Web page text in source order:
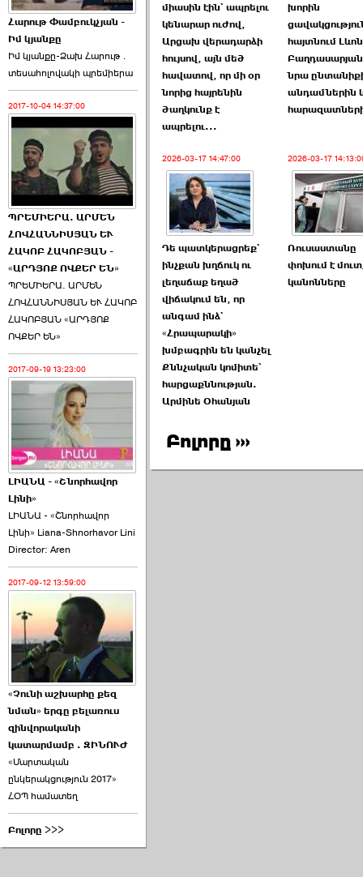
Հարութ Փամբուկչյան -
Իմ կյանքը
Իմ կյանքը-Ձախ Հարnւթ․
տեuաhnլnվակի պրեմիերա
2017-10-04 14:37:00
ՊՐԵՄԻԵՐԱ. ԱՐՄԵՆ
ՀՈՎՀԱՆՆԻՍՅԱՆ ԵՒ
ՀԱԿՈԲ ՀԱԿՈԲՅԱՆ -
«ԱՐԴՅՈՔ ՈՎՔԵՐ ԵՆ»
ՊՐԵՄԻԵՐԱ. ԱՐՄԵՆ
ՀՈՎՀԱՆՆԻՍՅԱՆ ԵՒ ՀԱԿՈԲ
ՀԱԿՈԲՅԱՆ «ԱՐԴՅՈՔ
ՈՎՔԵՐ ԵՆ»
2017-09-19 13:23:00
ԼԻԱՆԱ - «Շնորհավոր
Լինի»
ԼԻԱՆԱ - «Շնորհավոր
Լինի» Liana-Shnorhavor Lini
Director: Aren
2017-09-12 13:59:00
«Չունի աշխարհը քեզ
նման» երգը բելառուս
զինվորականի
կատարմամբ . ԶԻՆՈՒԺ
«Մարտական
ընկերակցություն 2017»
ՀՕՊ համատեղ
Բոլորը >>>
միասին էին` ապրելու
կենարար ուժով,
Արցախ վերադարձի
հույսով, այն մեծ
հավատով, որ մի օր
նորից հայրենին
ծաղկունք է
ապրելու...
խորին
հայտնում Լևոն
նրա
անդամներին
2026-03-17 14:47:00
Դե պատկերացրեք`
ինչքան խղճուկ ու
լեղաճաք եղած
վիճակում են, որ
անգամ ինձ`
«Հրապարակի»
խմբագրին են կանչել
Քննչական կոմիտե`
հարցաքննության.
Արմինե Օհանյան
2026-03-17
Ռուսաստանը
փոխում է
կանոնները
Բոլորը ›››